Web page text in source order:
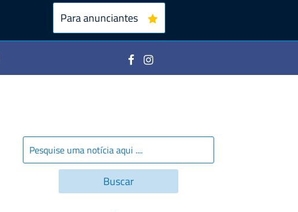
Para anunciantes